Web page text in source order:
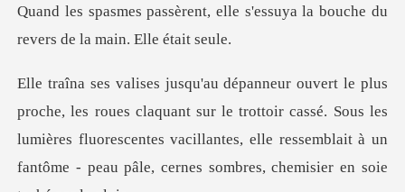
lle s'essuya la bouche du
reve
t sur le trottoir cassé. Sous les
lumières fluorescentes vacillantes, elle ressembl